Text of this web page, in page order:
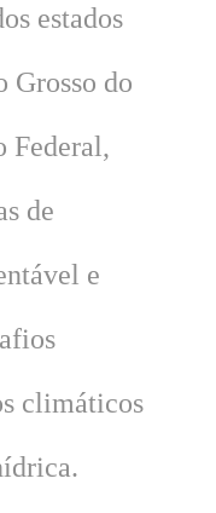
estados
Grosso do
Federal,
de
e
climáticos